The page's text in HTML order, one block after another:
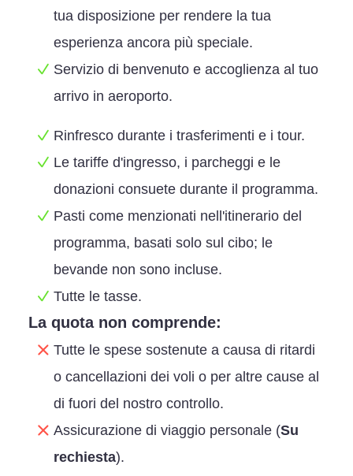
tua disposizione per rendere la tua
esperienza ancora più speciale.
Servizio di benvenuto e accoglienza al tuo
arrivo in aeroporto.
Rinfresco durante i trasferimenti e i tour.
Le tariffe d'ingresso, i parcheggi e le
donazioni consuete durante il programma.
Pasti come menzionati nell'itinerario del
programma, basati solo sul cibo; le
bevande non sono incluse.
Tutte le tasse.
La quota non comprende:
Tutte le spese sostenute a causa di ritardi
o cancellazioni dei voli o per altre cause al
di fuori del nostro controllo.
Assicurazione di viaggio personale (Su
rechiesta).